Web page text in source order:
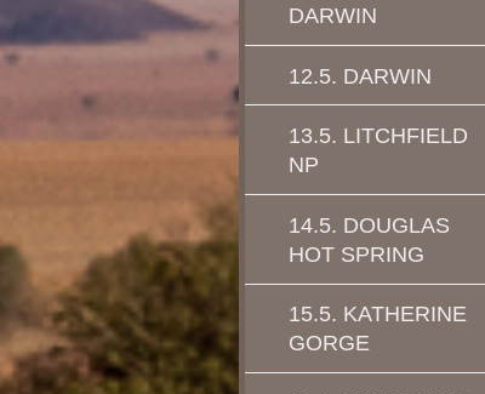
DARWIN
12.5. DARWIN
13.5. LITCHFIELD
NP
14.5. DOUGLAS
HOT SPRING
15.5. KATHERINE
GORGE